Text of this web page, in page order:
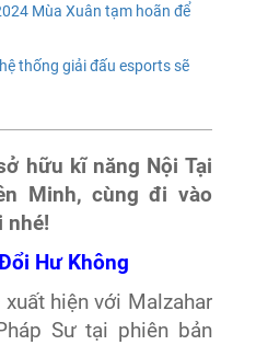
Mùa Xuân tạm hoãn để
thống giải đấu esports sẽ
hữu kĩ năng Nội Tại
Minh, cùng đi vào
nhé!
Hư Không
hiện với Malzahar
Sư tại phiên bản